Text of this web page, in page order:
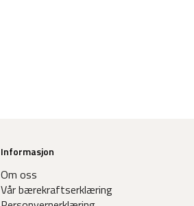
Informasjon
Om oss
Vår bærekraftserklæring